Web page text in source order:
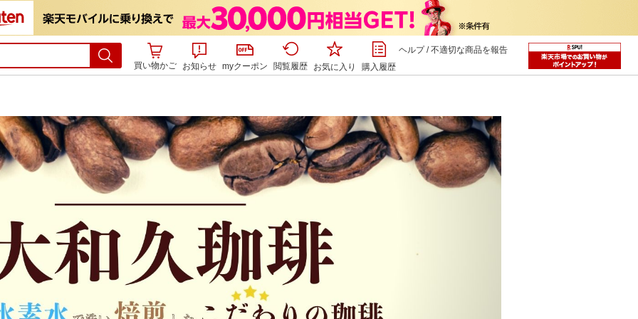
買い物かご お知らせ myクーポン 閲覧履歴 お気に入り 購入履歴
ヘルプ/不適切な商品を報告